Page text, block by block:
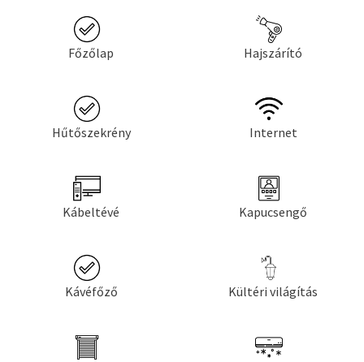
Főzőlap Hajszárító
Hűtőszekrény Internet
Kábeltévé Kapucsengő
Kávéfőző Kültéri világítás